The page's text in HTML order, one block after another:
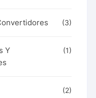
(3)
Y
(1)
(2)